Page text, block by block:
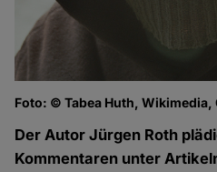
Foto: © Tabea Huth, Wikimedia,
Der Autor Jürgen Roth
Kommentaren unter